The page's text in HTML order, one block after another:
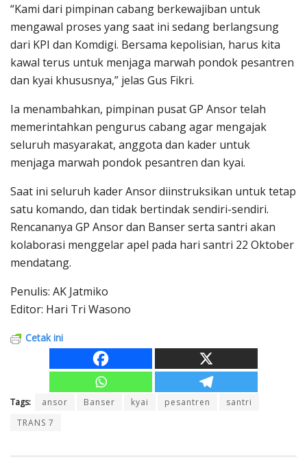
“Kami dari pimpinan cabang berkewajiban untuk
mengawal proses yang saat ini sedang berlangsung
dari KPI dan Komdigi. Bersama kepolisian, harus kita
kawal terus untuk menjaga marwah pondok pesantren
dan kyai khususnya,” jelas Gus Fikri.
Ia menambahkan, pimpinan pusat GP Ansor telah
memerintahkan pengurus cabang agar mengajak
seluruh masyarakat, anggota dan kader untuk
menjaga marwah pondok pesantren dan kyai.
Saat ini seluruh kader Ansor diinstruksikan untuk tetap
satu komando, dan tidak bertindak sendiri-sendiri.
Rencananya GP Ansor dan Banser serta santri akan
kolaborasi menggelar apel pada hari santri 22 Oktober
mendatang.
Penulis: AK Jatmiko
Editor: Hari Tri Wasono
Cetak ini
Tags: ansor Banser kyai pesantren
santri
TRANS 7